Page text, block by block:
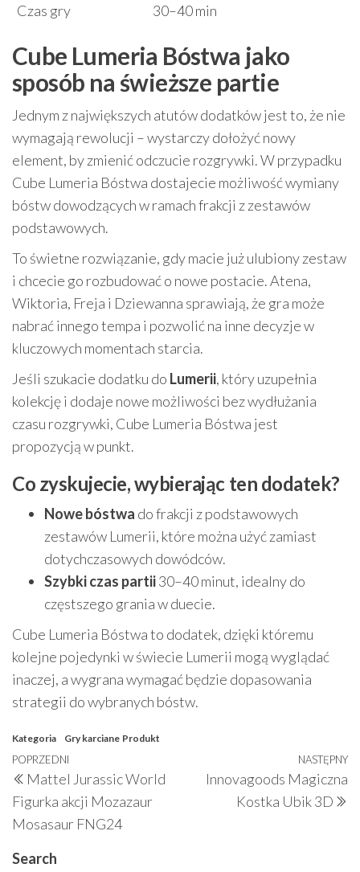
Czas gry
30–40 min
Cube Lumeria Bóstwa jako
sposób na świeższe partie
Jednym z największych atutów dodatków jest to, że nie
wymagają rewolucji – wystarczy dołożyć nowy
element, by zmienić odczucie rozgrywki. W przypadku
Cube Lumeria Bóstwa dostajecie możliwość wymiany
bóstw dowodzących w ramach frakcji z zestawów
podstawowych.
To świetne rozwiązanie, gdy macie już ulubiony zestaw
i chcecie go rozbudować o nowe postacie. Atena,
Wiktoria, Freja i Dziewanna sprawiają, że gra może
nabrać innego tempa i pozwolić na inne decyzje w
kluczowych momentach starcia.
Jeśli szukacie dodatku do Lumerii, który uzupełnia
kolekcję i dodaje nowe możliwości bez wydłużania
czasu rozgrywki, Cube Lumeria Bóstwa jest
propozycją w punkt.
Co zyskujecie, wybierając ten dodatek?
Nowe bóstwa do frakcji z podstawowych
zestawów Lumerii, które można użyć zamiast
dotychczasowych dowódców.
Szybki czas partii30–40 minut, idealny do
częstszego grania w duecie.
Cube Lumeria Bóstwa to dodatek, dzięki któremu
kolejne pojedynki w świecie Lumerii mogą wyglądać
inaczej, a wygrana wymagać będzie dopasowania
strategii do wybranych bóstw.
Kategoria Gry karciane Produkt
Nawigacja
wpisu
Poprzedni
wpis
POPRZEDNI
Mattel Jurassic World
Figurka akcji Mozazaur
Mosasaur FNG24
NASTĘPNY
Innovagoods Magiczna
Kostka Ubik 3D
Search